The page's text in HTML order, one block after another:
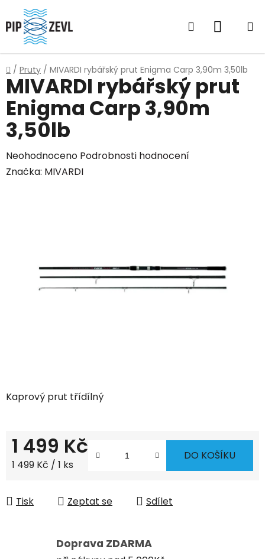
Přejít
na
obsah
Hledat
Domů
/ Pruty / MIVARDI rybářský prut Enigma Carp 3,90m 3,50lb
Kaprový prut třídílný
1 499 Kč
Měrná cena:
1 499 Kč / 1 ks
DO KOŠÍKU
Tisk Zeptat se Sdílet
MIVARDI rybářský prut
Enigma Carp 3,90m
3,50lb
Průměrné
hodnocení
hvězdiček.
Neohodnoceno Podrobnosti hodnocení
Značka: MIVARDI
Doprava ZDARMA